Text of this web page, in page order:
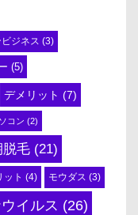
ジネス (3)
(5)
デメリット (7)
コン (2)
脱毛 (21)
ット (4) モウダス (3)
イルス (26)